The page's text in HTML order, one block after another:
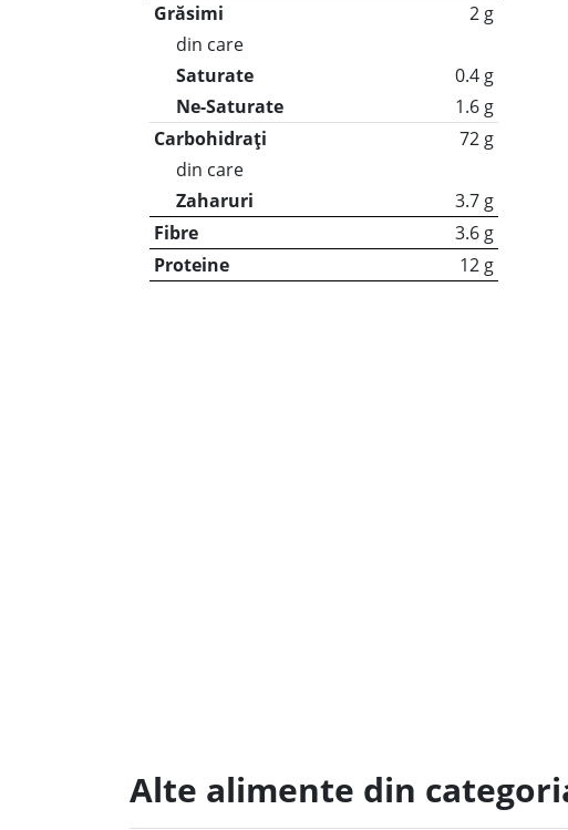
Grăsimi
2 g
din care
Saturate
0.4 g
Ne-Saturate
1.6 g
Carbohidrați
72 g
din care
Zaharuri
3.7 g
Fibre
3.6 g
Proteine
12 g
Alte alimente din